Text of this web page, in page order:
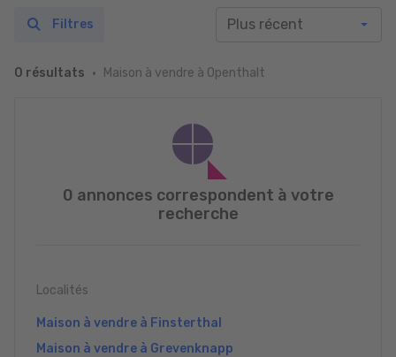
0 résultats Maison à vendre à Openthalt
Filtres
0 annonces correspondent à votre
recherche
Localités
Maison à vendre à Finsterthal
Maison à vendre à Grevenknapp